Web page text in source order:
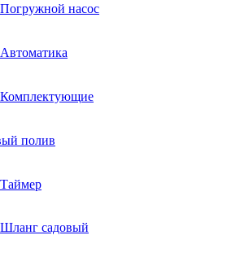
Погружной насос
Автоматика
Комплектующие
полив
Таймер
Шланг садовый